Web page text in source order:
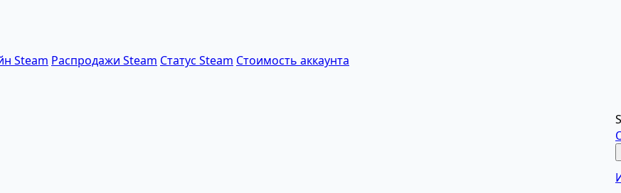
Steam Распродажи Steam Статус Steam Стоимость аккаунта